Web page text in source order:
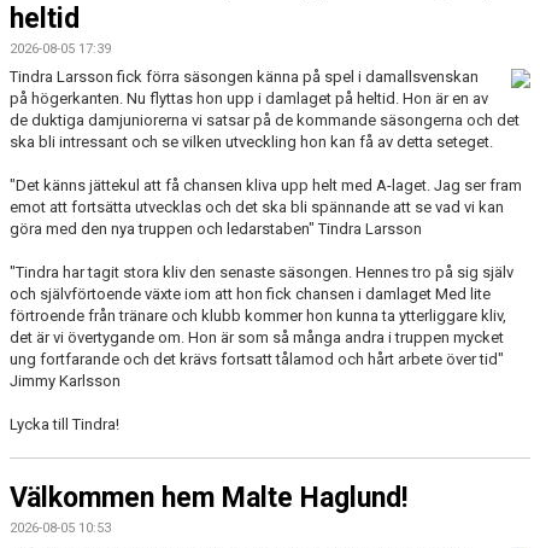
heltid
2026-08-05 17:39
Tindra Larsson fick förra säsongen känna på spel i damallsvenskan
på högerkanten. Nu flyttas hon upp i damlaget på heltid. Hon är en av
de duktiga damjuniorerna vi satsar på de kommande säsongerna och det
ska bli intressant och se vilken utveckling hon kan få av detta seteget.
"Det känns jättekul att få chansen kliva upp helt med A-laget. Jag ser fram
emot att fortsätta utvecklas och det ska bli spännande att se vad vi kan
göra med den nya truppen och ledarstaben" Tindra Larsson
"Tindra har tagit stora kliv den senaste säsongen. Hennes tro på sig själv
och självförtoende växte iom att hon fick chansen i damlaget Med lite
förtroende från tränare och klubb kommer hon kunna ta ytterliggare kliv,
det är vi övertygande om. Hon är som så många andra i truppen mycket
ung fortfarande och det krävs fortsatt tålamod och hårt arbete över tid"
Jimmy Karlsson
Lycka till Tindra!
Välkommen hem Malte Haglund!
2026-08-05 10:53